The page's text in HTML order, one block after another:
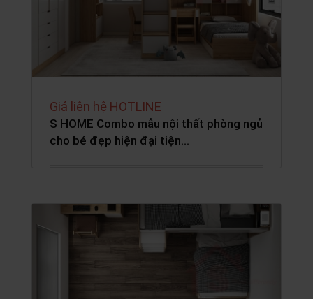
Giá liên hệ HOTLINE
S HOME Combo mẫu nội thất phòng ngủ
cho bé đẹp hiện đại tiện…